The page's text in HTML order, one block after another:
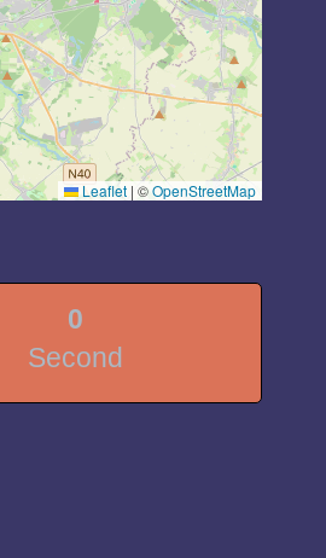
Leaflet | ©OpenStreetMap
0
Second